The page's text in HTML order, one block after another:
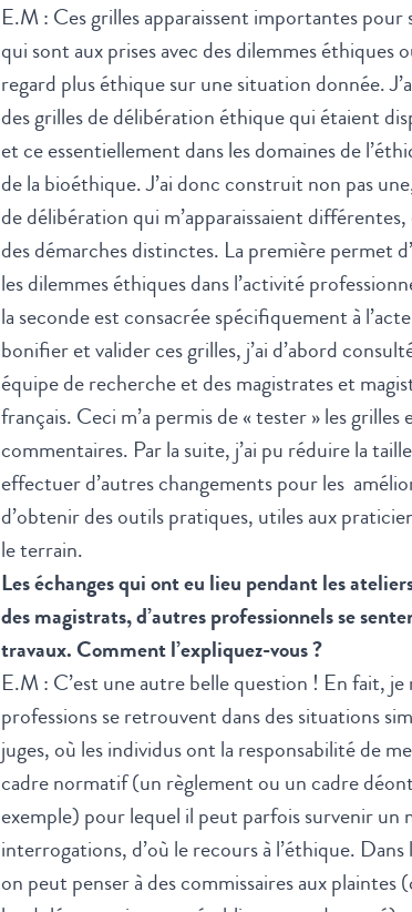
E.M : Ces grilles apparaissent importantes
qui sont aux prises avec des dilemmes éthiques
regard plus éthique sur une situation donnée.
des grilles de délibération éthique qui étaient
et ce essentiellement dans les domaines de
de la bioéthique. J’ai donc construit non pas
de délibération qui m’apparaissaient
des démarches distinctes. La première permet
les dilemmes éthiques dans l’activité
la seconde est consacrée spécifiquement à
bonifier et valider ces grilles, j’ai d’abord
équipe de recherche et des magistrates et
français. Ceci m’a permis de « tester » les
commentaires. Par la suite, j’ai pu réduire la
effectuer d’autres changements pour les
d’obtenir des outils pratiques, utiles aux
le terrain.
Les échanges qui ont eu lieu pendant les
des magistrats, d’autres professionnels se
travaux. Comment l’expliquez-vous ?
E.M : C’est une autre belle question ! En fait, je
professions se retrouvent dans des situations
juges, où les individus ont la responsabilité de
cadre normatif (un règlement ou un cadre
exemple) pour lequel il peut parfois survenir un
interrogations, d’où le recours à l’éthique.
on peut penser à des commissaires aux plaintes